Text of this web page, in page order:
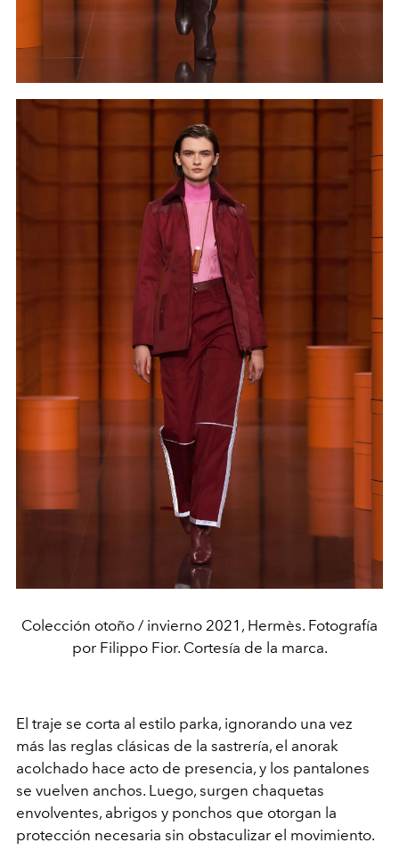
Colección otoño / invierno 2021, Hermès. Fotografía
por Filippo Fior. Cortesía de la marca.
El traje se corta al estilo parka, ignorando una vez
más las reglas clásicas de la sastrería, el anorak
acolchado hace acto de presencia, y los pantalones
se vuelven anchos. Luego, surgen chaquetas
envolventes, abrigos y ponchos que otorgan la
protección necesaria sin obstaculizar el movimiento.